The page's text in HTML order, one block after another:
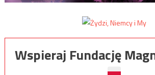
Wspieraj Fundację